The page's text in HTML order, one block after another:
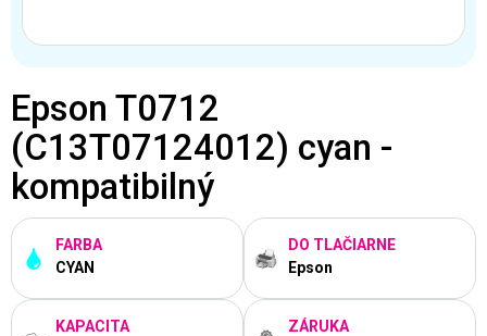
Epson T0712
(C13T07124012) cyan -
kompatibilný
FARBA
CYAN
DO TLAČIARNE
Epson
KAPACITA
ZÁRUKA